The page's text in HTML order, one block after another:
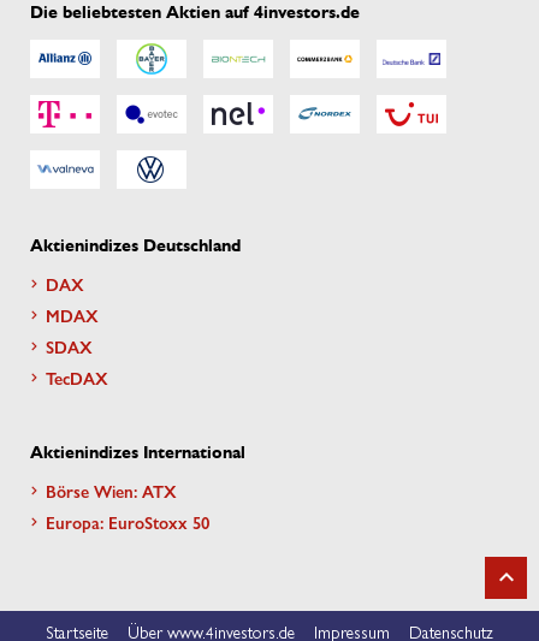
Die beliebtesten Aktien auf 4investors.de
Aktienindizes Deutschland
DAX
MDAX
SDAX
TecDAX
Aktienindizes International
Börse Wien: ATX
Europa: EuroStoxx 50
Startseite Über www.4investors.de Impressum Datenschutz